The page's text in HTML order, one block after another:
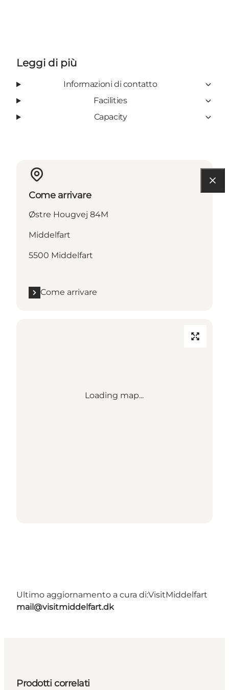
Leggi di più
Informazioni di contatto
Facilities
Capacity
Come arrivare
Østre Hougvej 84M
Middelfart
5500 Middelfart
Come arrivare
Loading map...
Ultimo aggiornamento a cura di:VisitMiddelfart
mail@visitmiddelfart.dk
Prodotti correlati